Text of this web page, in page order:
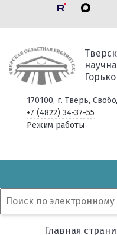
170100, г. Тверь,
+7 (4822) 34-37-55
Режим работы
Главная